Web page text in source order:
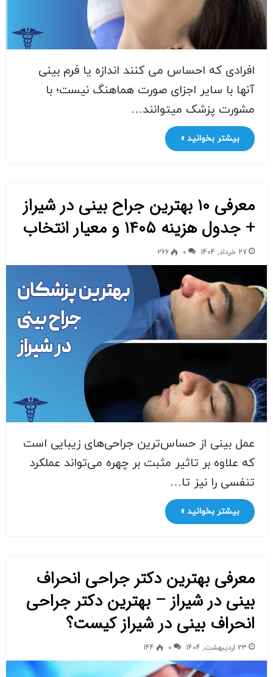
افرادی که احساس می ‌کنند اندازه یا فرم بینی
آنها با سایر اجزای صورت هماهنگ نیست؛ با
مشورت پزشک میتوانند…
بیشتر بخوانید »
معرفی ۱۰ بهترین جراح بینی در شیراز
+ جدول هزینه ۱۴۰۵ و معیار انتخاب
27 خرداد, 1404 0
266
عمل بینی از حساس‌ترین جراحی‌های زیبایی است
که علاوه بر تاثیر مثبت بر چهره می‌تواند عملکرد
تنفسی را نیز تا…
بیشتر بخوانید »
معرفی بهترین دکتر جراحی انحراف
بینی در شیراز – بهترین دکتر جراحی
انحراف بینی در شیراز کیست؟
23 اردیبهشت, 1404 0
144